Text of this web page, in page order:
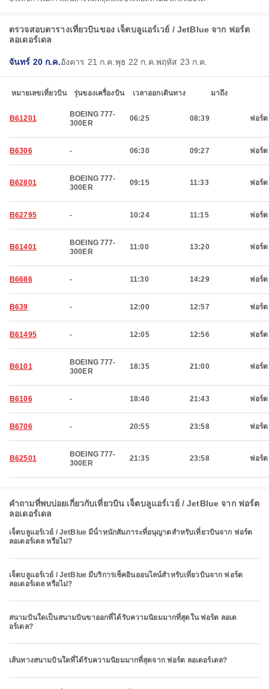
ตรวจสอบตารางเที่ยวบินของ เจ็ตบลูแอร์เวย์ / JetBlue จาก ฟอร์ต
ลอเดอร์เดล
จันทร์ 20 ก.ค.อังคาร 21 ก.ค. พุธ 22 ก.ค. พฤหัส 23 ก.ค.
หมายเลขเที่ยวบิน รุ่นของเครื่องบิน เวลาออกเดินทาง มาถึง
B61201
BOEING 777-
300ER
06:25 08:39 ฟอร์ต
B6306 - 06:30 09:27 ฟอร์ต
B62801
BOEING 777-
300ER
09:15 11:33 ฟอร์ต
B62795 - 10:24 11:15 ฟอร์ต
B61401
BOEING 777-
300ER
11:00 13:20 ฟอร์ต
B6686 - 11:30 14:29 ฟอร์ต
B639 - 12:00 12:57 ฟอร์ต
B61495 - 12:05 12:56 ฟอร์ต
B6101
BOEING 777-
300ER
18:35 21:00 ฟอร์ต
B6106 - 18:40 21:43 ฟอร์ต
B6706 - 20:55 23:58 ฟอร์ต
B62501
BOEING 777-
300ER
21:35 23:58 ฟอร์ต
คำถามที่พบบ่อยเกี่ยวกับเที่ยวบิน เจ็ตบลูแอร์เวย์ / JetBlue จาก ฟอร์ต
ลอเดอร์เดล
เจ็ตบลูแอร์เวย์ / JetBlue มีน้ําหนักสัมภาระที่อนุญาตสําหรับเที่ยวบินจาก ฟอร์ต
ลอเดอร์เดล หรือไม่?
เจ็ตบลูแอร์เวย์ / JetBlue มีบริการเช็คอินออนไลน์สำหรับเที่ยวบินจาก ฟอร์ต
ลอเดอร์เดล หรือไม่?
สนามบินใดเป็นสนามบินขาออกที่ได้รับความนิยมมากที่สุดใน ฟอร์ต ลอเด
อร์เดล?
เส้นทางสนามบินใดที่ได้รับความนิยมมากที่สุดจาก ฟอร์ต ลอเดอร์เดล?